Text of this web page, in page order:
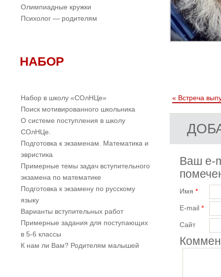
« Встреча
Ваш e-
Имя *
E-mail *
Сайт
Олимпиадные кружки
Психолог — родителям
НАБОР
Набор в школу «СОлНЦе»
Поиск мотивированного школьника
О системе поступления в школу
СОлНЦе.
Подготовка к экзаменам. Математика и
эвристика
Примерные темы задач вступительного
экзамена по математике
Подготовка к экзамену по русскому
языку
Варианты вступительных работ
Примерные задания для поступающих
в 5-6 классы
К нам ли Вам? Родителям малышей